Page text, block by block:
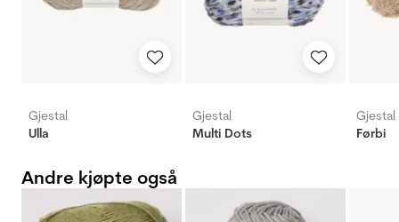
Gjestal
Ulla
Gjestal
Multi Dots
Gjestal
Førbi
Andre kjøpte også